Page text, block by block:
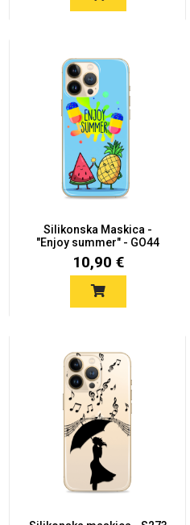
Silikonska Maskica -
"Enjoy summer" - GO44
10,90 €
Auto - Moto motivi
MarbleMania